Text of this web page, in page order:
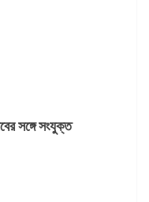
সঙ্গে সংযুক্ত